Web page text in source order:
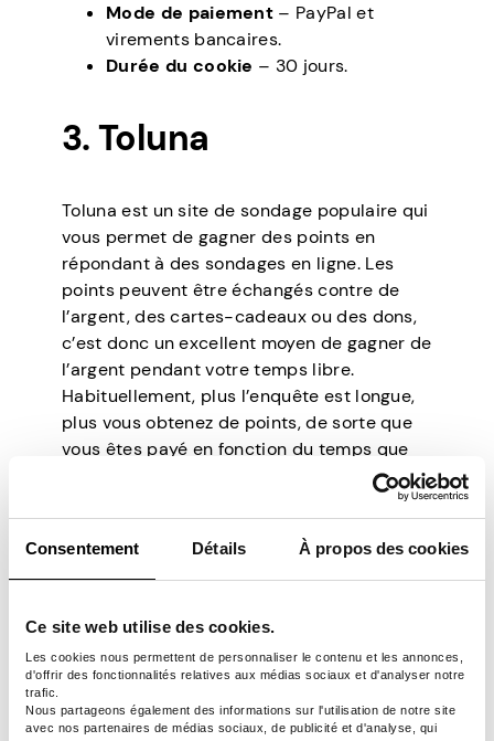
Consentement Détails À propos des cookies
Ce site web utilise des cookies.
Les cookies nous permettent de personnaliser le contenu et les annonces,
d'offrir des fonctionnalités relatives aux médias sociaux et d'analyser notre
trafic.
Nous partageons également des informations sur l'utilisation de notre site
avec nos partenaires de médias sociaux, de publicité et d'analyse, qui
Mode de paiement – PayPal et
virements bancaires.
Durée du cookie – 30 jours.
3. Toluna
Toluna est un site de sondage populaire qui
vous permet de gagner des points en
répondant à des sondages en ligne. Les
points peuvent être échangés contre de
l’argent, des cartes-cadeaux ou des dons,
c’est donc un excellent moyen de gagner de
l’argent pendant votre temps libre.
Habituellement, plus l’enquête est longue,
plus vous obtenez de points, de sorte que
vous êtes payé en fonction du temps que
permet aux propriétaires de sites et de
blogs et aux influenceurs des médias
promouvant auprès de leur public. Chaque
plateforme en utilisant votre lien
forfaitaire de 1,20 $. La durée du cookie est